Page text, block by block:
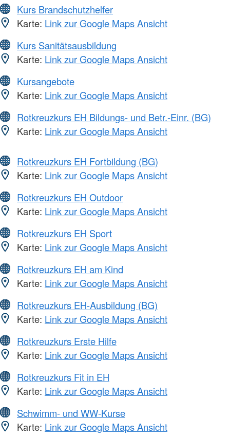
Kurs Brandschutzhelfer
Karte: Link zur Google Maps Ansicht
Kurs Sanitätsausbildung
Karte: Link zur Google Maps Ansicht
Kursangebote
Karte: Link zur Google Maps Ansicht
Rotkreuzkurs EH Bildungs- und Betr.-Einr. (BG)
Karte: Link zur Google Maps Ansicht
Rotkreuzkurs EH Fortbildung (BG)
Karte: Link zur Google Maps Ansicht
Rotkreuzkurs EH Outdoor
Karte: Link zur Google Maps Ansicht
Rotkreuzkurs EH Sport
Karte: Link zur Google Maps Ansicht
Rotkreuzkurs EH am Kind
Karte: Link zur Google Maps Ansicht
Rotkreuzkurs EH-Ausbildung (BG)
Karte: Link zur Google Maps Ansicht
Rotkreuzkurs Erste Hilfe
Karte: Link zur Google Maps Ansicht
Rotkreuzkurs Fit in EH
Karte: Link zur Google Maps Ansicht
Schwimm- und WW-Kurse
Karte: Link zur Google Maps Ansicht